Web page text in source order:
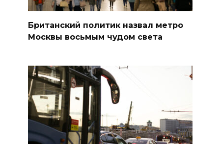
Британский политик назвал метро
Москвы восьмым чудом света